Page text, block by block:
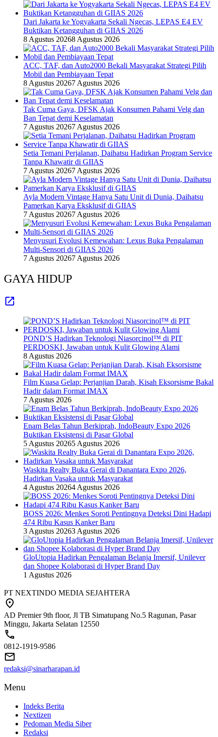
Dari Jakarta ke Yogyakarta Sekali Ngecas, LEPAS E4 EV
Buktikan Ketangguhan di GIIAS 2026
8 Agustus 20268 Agustus 2026
ACC, TAF, dan Auto2000 Bekali Masyarakat Strategi Pilih
Mobil dan Pembiayaan Tepat
8 Agustus 20267 Agustus 2026
Tak Cuma Gaya, DFSK Ajak Konsumen Pahami Velg dan
Ban Tepat demi Keselamatan
7 Agustus 20267 Agustus 2026
Setia Temani Perjalanan, Daihatsu Hadirkan Program Service
Tanpa Khawatir di GIIAS
7 Agustus 20267 Agustus 2026
Ayla Modern Vintage Hanya Satu Unit di Dunia, Daihatsu
Pamerkan Karya Eksklusif di GIIAS
7 Agustus 20267 Agustus 2026
Menyusuri Evolusi Kemewahan: Lexus Buka Pengalaman
Multi-Sensori di GIIAS 2026
7 Agustus 20267 Agustus 2026
GAYA HIDUP
POND’S Hadirkan Teknologi Niasorcinol™ di PIT
PERDOSKI, Jawaban untuk Kulit Glowing Alami
8 Agustus 2026
Film Kuasa Gelap: Perjanjian Darah, Kisah Eksorsisme Bakal
Hadir dalam Format IMAX
7 Agustus 2026
Enam Belas Tahun Berkiprah, IndoBeauty Expo 2026
Buktikan Eksistensi di Pasar Global
5 Agustus 20265 Agustus 2026
Waskita Realty Buka Gerai di Danantara Expo 2026,
Hadirkan Vasaka untuk Masyarakat
4 Agustus 20264 Agustus 2026
BOSS 2026: Menkes Soroti Pentingnya Deteksi Dini Hadapi
474 Ribu Kasus Kanker Baru
3 Agustus 20263 Agustus 2026
GloUtopia Hadirkan Pengalaman Belanja Imersif, Unilever
dan Shopee Kolaborasi di Hyper Brand Day
1 Agustus 2026
PT NEXTINDO MEDIA SEJAHTERA
AD Premier 9th floor, Jl TB Simatupang No.5 Ragunan, Pasar
Minggu, Jakarta Selatan 12550
0812-1919-9586
redaksi@sinarharapan.id
Menu
Indeks Berita
Nextizen
Pedoman Media Siber
Redaksi